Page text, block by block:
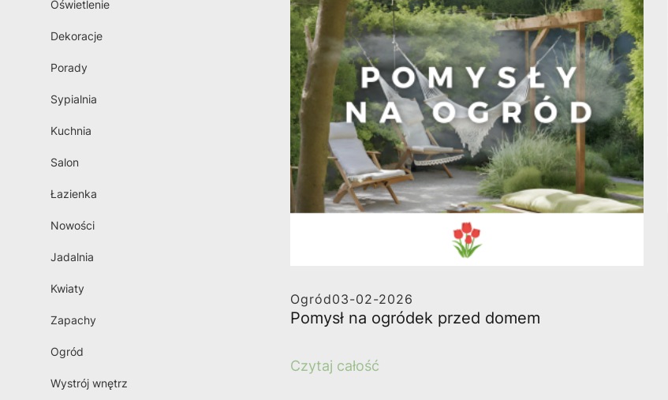
Oświetlenie
Dekoracje
Porady
Sypialnia
Kuchnia
Salon
Łazienka
Nowości
Jadalnia
Kwiaty
Zapachy
Ogród
Wystrój wnętrz
Ogród03-02-2026
Pomysł na ogródek przed domem
Czytaj całość